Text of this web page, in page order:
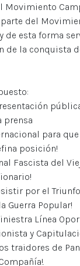
Movimiento
del
de esta forma
de la conquista
prensa
para que
posición!
Fascista del
por el
Guerra Popular!
Línea
y
traidores de